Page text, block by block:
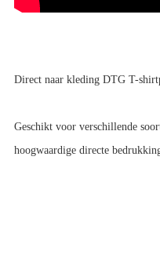
Direct naar kleding DTG T-
Geschikt voor verschillende
hoogwaardige directe